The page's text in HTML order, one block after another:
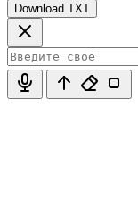
Download TXT